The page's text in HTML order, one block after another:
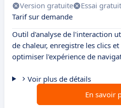
Version gratuite Essai gratuit
Tarif sur demande
Outil d'analyse de l'interaction
de chaleur, enregistre les clics
optimiser l'expérience de
Voir plus de détails
En savoir